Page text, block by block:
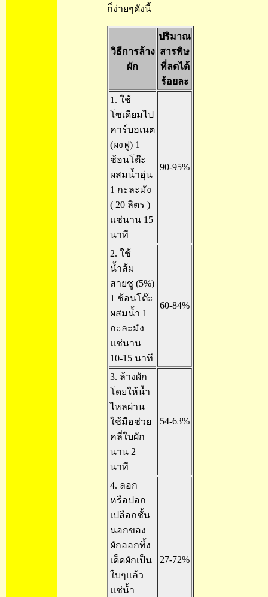
ก็ง่ายๆดังนี้
วิธีการล้าง
ผัก
ปริมาณ
สารพิษ
ที่ลดได้
ร้อยละ
1. ใช้
โซเดียมไป
คาร์บอเนต
(ผงฟู) 1
ช้อนโต๊ะ
ผสมน้ำอุ่น
1 กะละมัง
( 20 ลิตร )
แช่นาน 15
นาที
90-95%
2. ใช้
น้ำส้ม
สายชู (5%)
1 ช้อนโต๊ะ
ผสมน้ำ 1
กะละมัง
แช่นาน
10-15 นาที
60-84%
3. ล้างผัก
โดยให้น้ำ
ไหลผ่าน
ใช้มือช่วย
คลี่ใบผัก
นาน 2
นาที
54-63%
4. ลอก
หรือปอก
เปลือกชั้น
นอกของ
ผักออกทิ้ง
เด็ดผักเป็น
ใบๆแล้ว
แช่น้ำ
27-72%